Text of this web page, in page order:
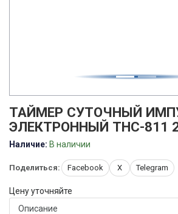
ТАЙМЕР СУТОЧНЫЙ
ЭЛЕКТРОННЫЙ THC-811
Наличие: В наличии
Поделиться: Facebook X Telegram
Цену уточняйте
Описание